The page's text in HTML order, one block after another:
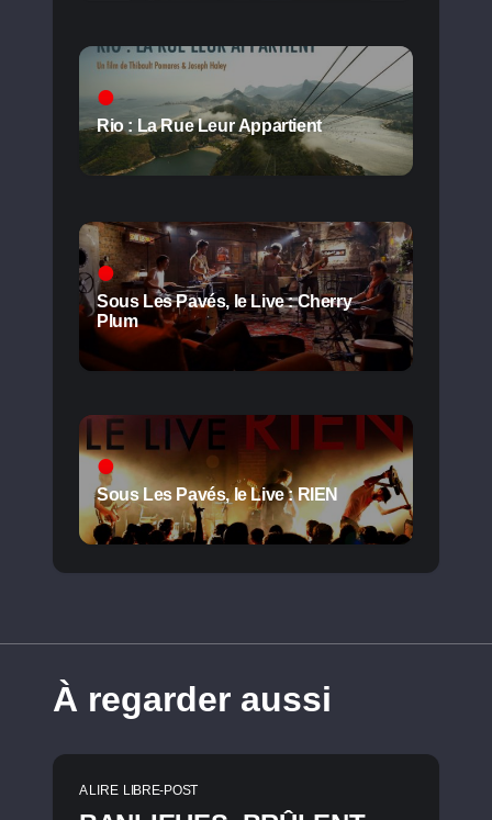
Rio : La Rue Leur Appartient
Sous Les Pavés, le Live : Cherry
Plum
Sous Les Pavés, le Live : RIEN
À regarder aussi
A LIRE LIBRE-POST